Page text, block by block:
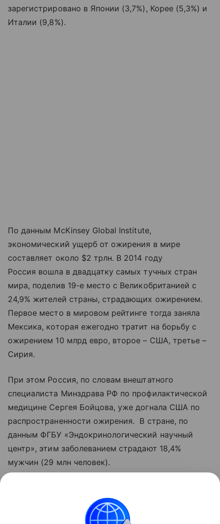
зарегистрировано в Японии (3,7%), Корее (5,3%) и
Италии (9,8%).
По данным McKinsey Global Institute,
экономический ущерб от ожирения в мире
составляет около $2 трлн. В 2014 году
Россия вошла в двадцатку самых тучных стран
мира, поделив 19-е место с Великобританией с
24,9% жителей страны, страдающих ожирением.
Первое место в мировом рейтинге тогда заняла
Мексика, которая ежегодно тратит на борьбу с
ожирением 10 млрд евро, второе – США, третье –
Сирия.
При этом Россия, по словам внештатного
специалиста Минздрава РФ по профилактической
медицине Сергея Бойцова, уже догнала США по
распространенности ожирения. В стране, по
данным ФГБУ «Эндокринологический научный
центр», этим заболеванием страдают 18,4%
мужчин (29 млн человек).
развития разных видов рака.